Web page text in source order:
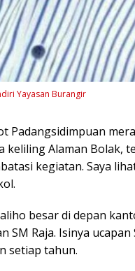
Yayasan Burangir
Padangsidimpuan
keliling Alaman Bolak,
kegiatan. Saya
besar di depan
SM Raja. Isinya
setiap tahun.